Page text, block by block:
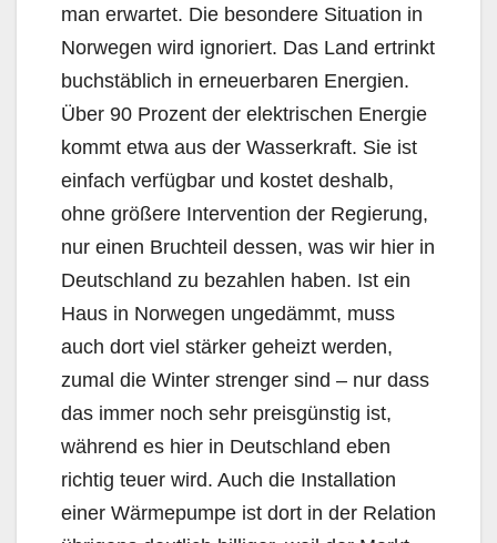
man erwartet. Die besondere Situation in
Norwegen wird ignoriert. Das Land ertrinkt
buchstäblich in erneuerbaren Energien.
Über 90 Prozent der elektrischen Energie
kommt etwa aus der Wasserkraft. Sie ist
einfach verfügbar und kostet deshalb,
ohne größere Intervention der Regierung,
nur einen Bruchteil dessen, was wir hier in
Deutschland zu bezahlen haben. Ist ein
Haus in Norwegen ungedämmt, muss
auch dort viel stärker geheizt werden,
zumal die Winter strenger sind – nur dass
das immer noch sehr preisgünstig ist,
während es hier in Deutschland eben
richtig teuer wird. Auch die Installation
einer Wärmepumpe ist dort in der Relation